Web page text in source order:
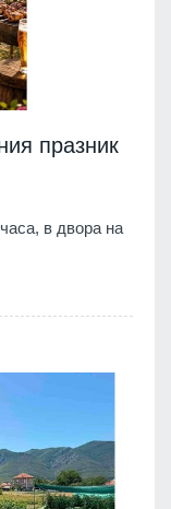
празник
в двора на